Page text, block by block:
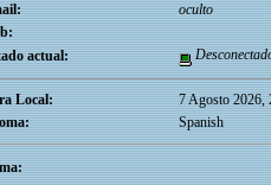
oculto
actual:
Local:
7 Agosto 2026,
Spanish